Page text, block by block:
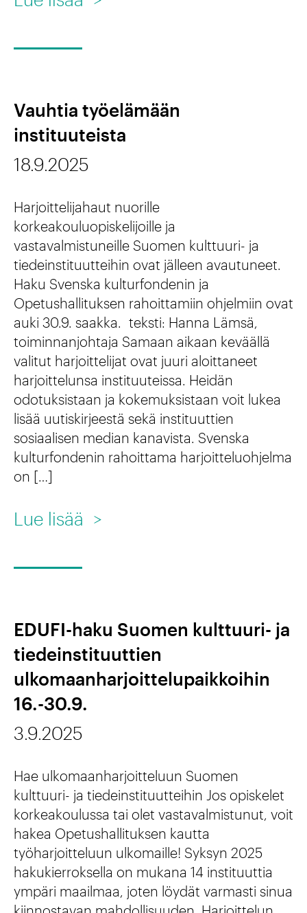
e
,
h
o
i
v
a
j
a
t
e
o
t
i
l
r
i
i
s
k
ä
s
i
t
Vauhtia työelämään
instituuteista
18.9.2025
Harjoittelijahaut nuorille
korkeakouluopiskelijoille ja
vastavalmistuneille Suomen kulttuuri- ja
tiedeinstituutteihin ovat jälleen avautuneet.
Haku Svenska kulturfondenin ja
Opetushallituksen rahoittamiin ohjelmiin ovat
auki 30.9. saakka. teksti: Hanna Lämsä,
toiminnanjohtaja Samaan aikaan keväällä
valitut harjoittelijat ovat juuri aloittaneet
harjoittelunsa instituuteissa. Heidän
odotuksistaan ja kokemuksistaan voit lukea
lisää uutiskirjeestä sekä instituuttien
sosiaalisen median kanavista. Svenska
kulturfondenin rahoittama harjoitteluohjelma
on […]
Lue lisää
t
i
a
t
e
l
ä
m
ä
>
EDUFI-haku Suomen kulttuuri- ja
tiedeinstituuttien
ulkomaanharjoittelupaikkoihin
16.-30.9.
3.9.2025
Hae ulkomaanharjoitteluun Suomen
kulttuuri- ja tiedeinstituutteihin Jos opiskelet
korkeakoulussa tai olet vastavalmistunut, voit
hakea Opetushallituksen kautta
työharjoitteluun ulkomaille! Syksyn 2025
hakukierroksella on mukana 14 instituuttia
ympäri maailmaa, joten löydät varmasti sinua